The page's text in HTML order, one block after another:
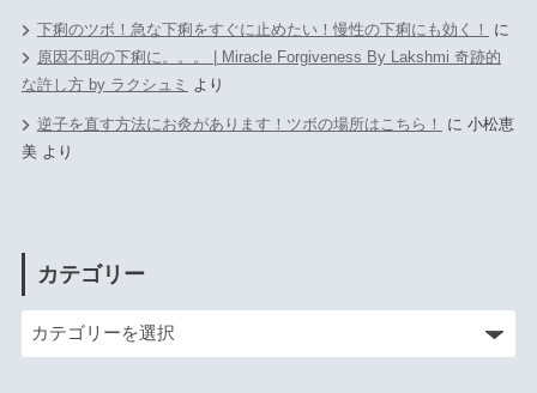
下痢のツボ！急な下痢をすぐに止めたい！慢性の下痢にも効く！
に
原因不明の下痢に。。。 | Miracle Forgiveness By Lakshmi 奇跡的
な許し方 by ラクシュミ
より
逆子を直す方法にお灸があります！ツボの場所はこちら！ に 小松恵
美より
カテゴリー